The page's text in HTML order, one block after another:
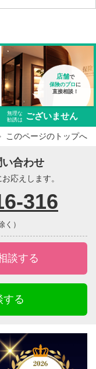
店舗で
保険のプロ に
直接相談！
無理な
勧誘は
ございません
このページのトップへ
合わせ
応えします。
316
）
談する
する